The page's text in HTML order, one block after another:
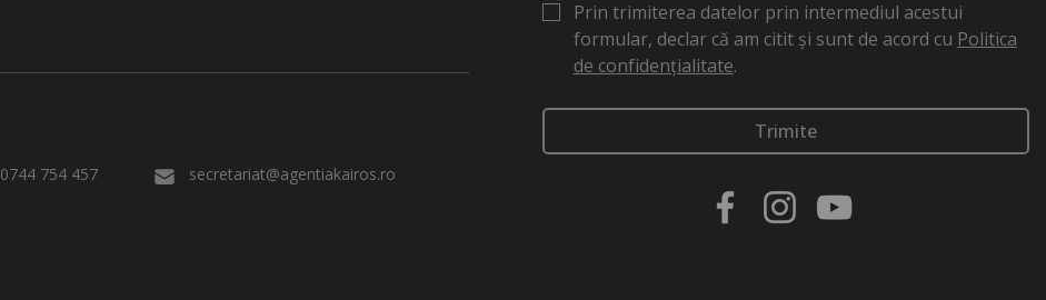
0744 754 457 secretariat@agentiakairos.ro
Prin trimiterea datelor prin intermediul acestui
formular, declar că am citit și sunt de acord cu Politica
de confidențialitate.